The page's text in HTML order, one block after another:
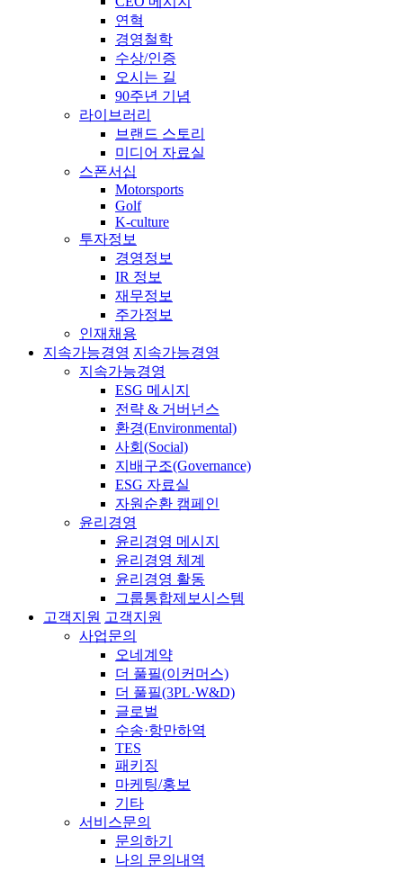
연혁
경영철학
수상/인증
오시는 길
90주년 기념
라이브러리
브랜드 스토리
미디어 자료실
스폰서십
Motorsports
Golf
K-culture
투자정보
경영정보
IR 정보
재무정보
주가정보
인재채용
지속가능경영 지속가능경영
지속가능경영
ESG 메시지
전략 & 거버넌스
환경(Environmental)
사회(Social)
지배구조(Governance)
ESG 자료실
자원순환 캠페인
윤리경영
윤리경영 메시지
윤리경영 체계
윤리경영 활동
그룹통합제보시스템
고객지원 고객지원
사업문의
오네계약
더 풀필(이커머스)
더 풀필(3PL·W&D)
글로벌
수송·항만하역
TES
패키징
마케팅/홍보
기타
서비스문의
문의하기
나의 문의내역